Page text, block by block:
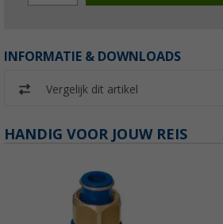
INFORMATIE & DOWNLOADS
Vergelijk dit artikel
HANDIG VOOR JOUW REIS